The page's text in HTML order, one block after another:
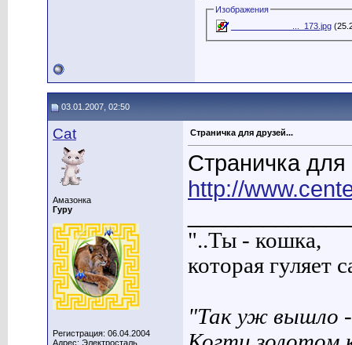
Изображения
_____________..._173.jpg
03.01.2007, 02:50
Cat
Амазонка
Гуру
Регистрация: 06.04.2004
Адрес: Электросталь
Страничка для друзей...
Страничка для
http://
"..Ты - кошка,
которая гуляет
"Так уж вышло -